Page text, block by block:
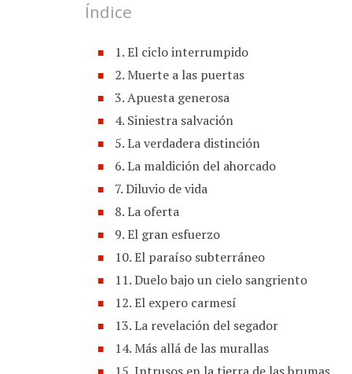
Índice
1. El ciclo interrumpido
2. Muerte a las puertas
3. Apuesta generosa
4. Siniestra salvación
5. La verdadera distinción
6. La maldición del ahorcado
7. Diluvio de vida
8. La oferta
9. El gran esfuerzo
10. El paraíso subterráneo
11. Duelo bajo un cielo sangriento
12. El expero carmesí
13. La revelación del segador
14. Más allá de las murallas
15. Intrusos en la tierra de las brumas